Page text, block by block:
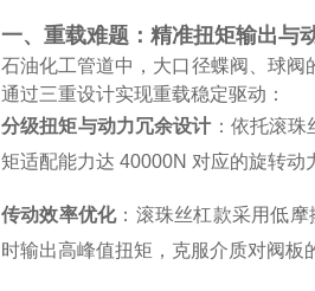
一、重载难题：精准扭矩输出与
石油化工管道中，大口径蝶阀、球阀
通过三重设计实现重载稳定驱动：
分级扭矩与动力冗余设计 ：依托滚
矩适配能力达 40000N 对应的旋转动
传动效率优化：滚珠丝杠款采用低
时输出高峰值扭矩，克服介质对阀板